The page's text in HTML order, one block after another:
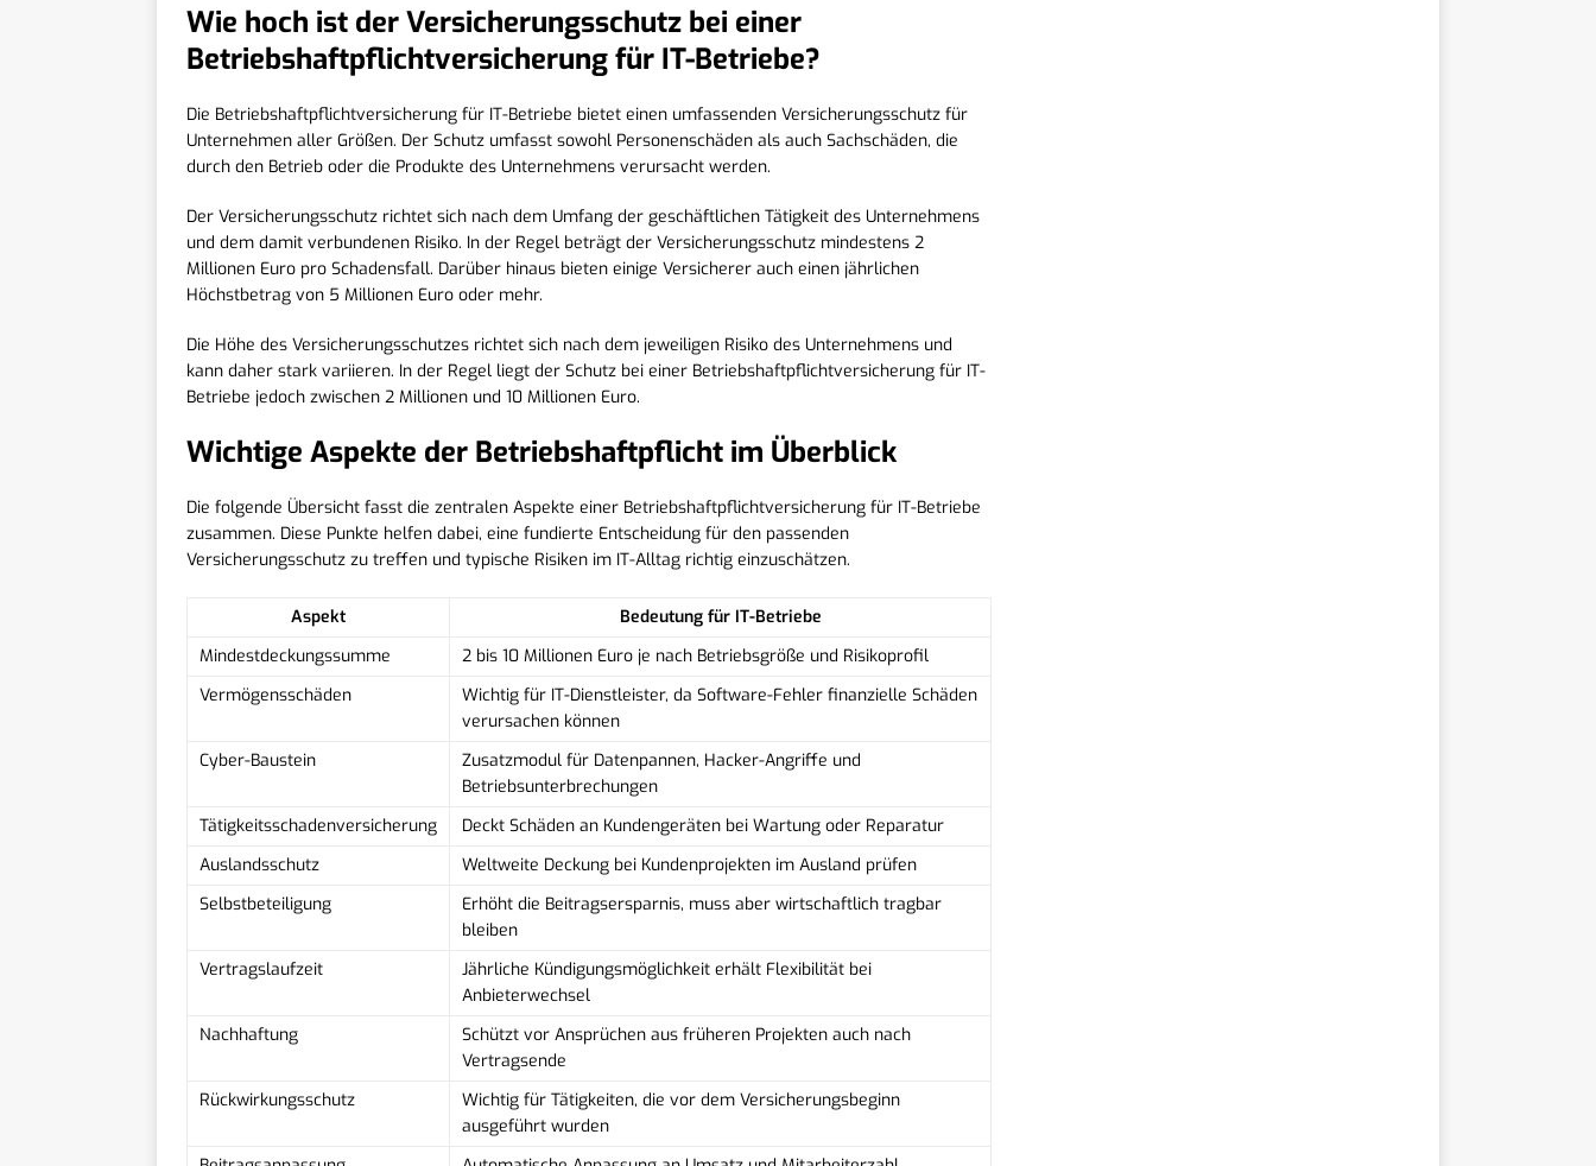
Wie hoch ist der Versicherungsschutz bei einer
Betriebshaftpflichtversicherung für IT-Betriebe?
Die Betriebshaftpflichtversicherung für IT-Betriebe bietet einen umfassenden Versicherungsschutz für
Unternehmen aller Größen. Der Schutz umfasst sowohl Personenschäden als auch Sachschäden, die
durch den Betrieb oder die Produkte des Unternehmens verursacht werden.
Der Versicherungsschutz richtet sich nach dem Umfang der geschäftlichen Tätigkeit des Unternehmens
und dem damit verbundenen Risiko. In der Regel beträgt der Versicherungsschutz mindestens 2
Millionen Euro pro Schadensfall. Darüber hinaus bieten einige Versicherer auch einen jährlichen
Höchstbetrag von 5 Millionen Euro oder mehr.
Die Höhe des Versicherungsschutzes richtet sich nach dem jeweiligen Risiko des Unternehmens und
kann daher stark variieren. In der Regel liegt der Schutz bei einer Betriebshaftpflichtversicherung für IT-
Betriebe jedoch zwischen 2 Millionen und 10 Millionen Euro.
Wichtige Aspekte der Betriebshaftpflicht im Überblick
Die folgende Übersicht fasst die zentralen Aspekte einer Betriebshaftpflichtversicherung für IT-Betriebe
zusammen. Diese Punkte helfen dabei, eine fundierte Entscheidung für den passenden
Versicherungsschutz zu treffen und typische Risiken im IT-Alltag richtig einzuschätzen.
Aspekt
Bedeutung für IT-Betriebe
Mindestdeckungssumme
2 bis 10 Millionen Euro je nach Betriebsgröße und Risikoprofil
Vermögensschäden
Wichtig für IT-Dienstleister, da Software-Fehler finanzielle Schäden
verursachen können
Cyber-Baustein
Zusatzmodul für Datenpannen, Hacker-Angriffe und
Betriebsunterbrechungen
Tätigkeitsschadenversicherung
Deckt Schäden an Kundengeräten bei Wartung oder Reparatur
Auslandsschutz
Weltweite Deckung bei Kundenprojekten im Ausland prüfen
Selbstbeteiligung
Erhöht die Beitragsersparnis, muss aber wirtschaftlich tragbar
bleiben
Vertragslaufzeit
Jährliche Kündigungsmöglichkeit erhält Flexibilität bei
Anbieterwechsel
Nachhaftung
Schützt vor Ansprüchen aus früheren Projekten auch nach
Vertragsende
Rückwirkungsschutz
Wichtig für Tätigkeiten, die vor dem Versicherungsbeginn
ausgeführt wurden